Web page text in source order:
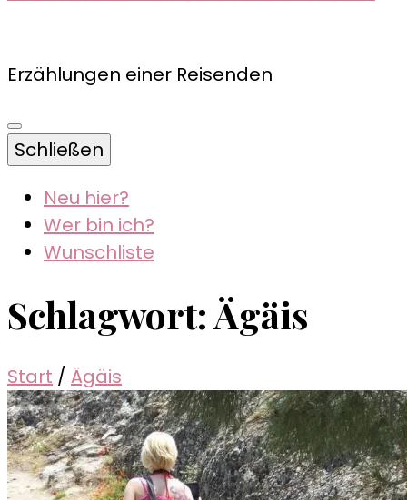
Erzählungen einer Reisenden
Schließen
Neu hier?
Wer bin ich?
Wunschliste
Schlagwort:Ägäis
Start / Ägäis